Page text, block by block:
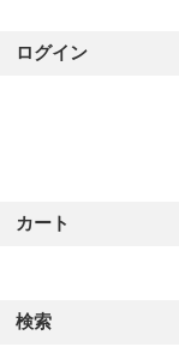
ログイン
カート
検索